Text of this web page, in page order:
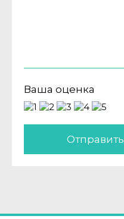
Ваша оценка
Отправить